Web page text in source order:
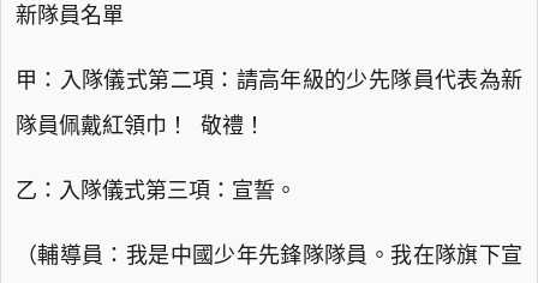
新隊員名單
甲：入隊儀式第二項：請高年級的少先隊員代表為新
隊員佩戴紅領巾！ 敬禮！
乙：入隊儀式第三項：宣誓。
（輔導員：我是中國少年先鋒隊隊員。我在隊旗下宣